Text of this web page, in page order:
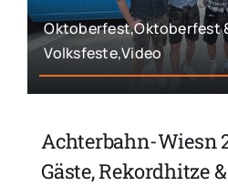
Oktoberfest,Oktoberfest
Volksfeste,Video
Achterbahn-Wiesn
Gäste, Rekordhitze